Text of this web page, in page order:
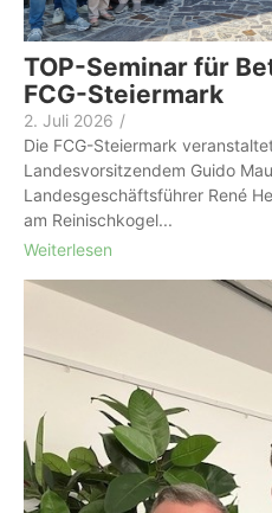
TOP-Seminar für
FCG-Steiermark
2. Juli 2026 /
Die FCG-Steiermark
Landesvorsitzendem Guido
Landesgeschäftsführer René
am Reinischkogel...
Weiterlesen